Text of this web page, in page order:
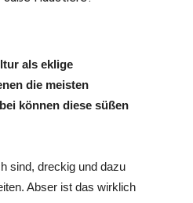
als eklige
die meisten
können diese süßen
sind, dreckig und dazu
Abser ist das wirklich